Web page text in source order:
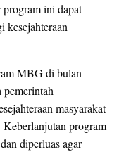
program ini dapat
kesejahteraan
MBG di bulan
pemerintah
masyarakat
program
diperluas agar